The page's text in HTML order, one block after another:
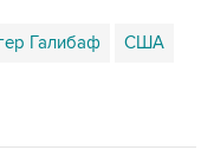
Галибаф США